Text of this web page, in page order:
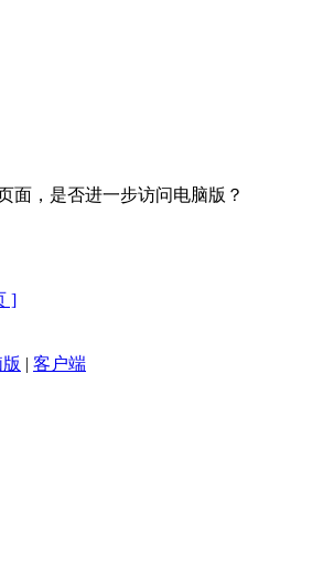
面，是否进一步访问电脑版？
]
| 客户端